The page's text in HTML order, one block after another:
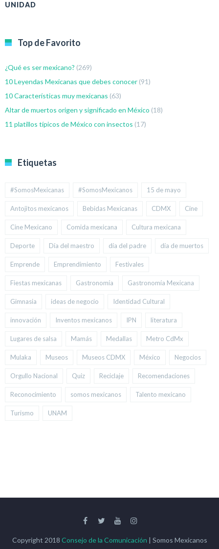
UNIDAD
Top de Favorito
¿Qué es ser mexicano? (269)
10 Leyendas Mexicanas que debes conocer (91)
10 Características muy mexicanas (63)
Altar de muertos origen y significado en México (18)
11 platillos típicos de México con insectos (17)
Etiquetas
#SomosMexicanas #SomosMexicanos 15 de mayo
Antojitos mexicanos Bebidas Mexicanas CDMX Cine
Cine Mexicano Comida mexicana Cultura mexicana
Deporte Día del maestro día del padre día de muertos
Emprende Emprendimiento Festivales
Fiestas mexicanas Gastronomía Gastronomía Mexicana
Gimnasia ideas de negocio Identidad Cultural
innovación Inventos mexicanos IPN literatura
Lugares de salsa Mamás Medallas Metro CdMx
Mulaka Museos Museos CDMX México Negocios
Orgullo Nacional Quiz Reciclaje Recomendaciones
Reconocimiento somos mexicanos Talento mexicano
Turismo UNAM
Copyright 2018 Consejo de la Comunicación | Somos Mexicanos